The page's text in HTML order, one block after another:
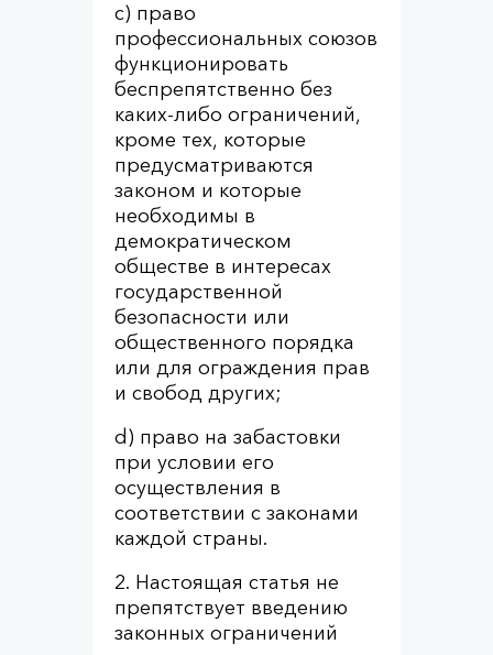
c) право
профессиональных союзов
функционировать
беспрепятственно без
каких-либо ограничений,
кроме тех, которые
предусматриваются
законом и которые
необходимы в
демократическом
обществе в интересах
государственной
безопасности или
общественного порядка
или для ограждения прав
и свобод других;
d) право на забастовки
при условии его
осуществления в
соответствии с законами
каждой страны.
2. Настоящая статья не
препятствует введению
законных ограничений